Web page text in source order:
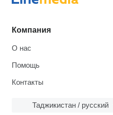
Компания
О нас
Помощь
Контакты
Таджикистан / русский